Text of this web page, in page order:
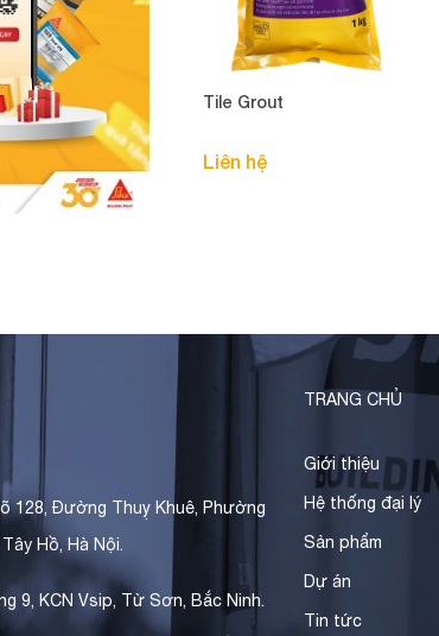
Tile Grout
Liên hệ
128, Đường Thuỵ Khuê, Phường
Hồ, Hà Nội.
9, KCN Vsip, Từ Sơn, Bắc Ninh.
TRANG CHỦ
Giới thiệu
Hệ thống đại lý
Sản phẩm
Dự án
Tin tức